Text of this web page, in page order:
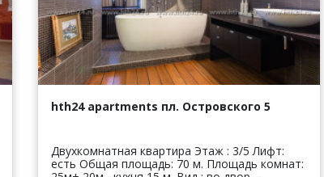
hth24 apartments пл. Островского 5
Двухкомнатная квартира Этаж : 3/5 Лифт:
есть Общая площадь: 70 м. Площадь комнат: